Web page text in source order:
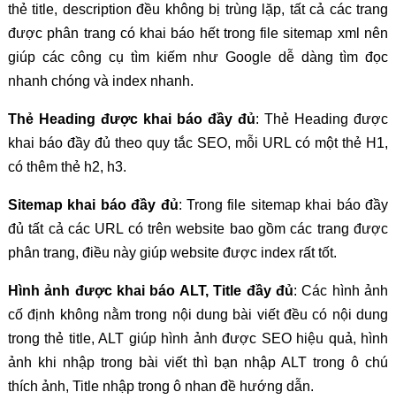
thẻ title, description đều không bị trùng lặp, tất cả các trang
được phân trang có khai báo hết trong file sitemap xml nên
giúp các công cụ tìm kiếm như Google dễ dàng tìm đọc
nhanh chóng và index nhanh.
Thẻ Heading được khai báo đầy đủ: Thẻ Heading được
khai báo đầy đủ theo quy tắc SEO, mỗi URL có một thẻ H1,
có thêm thẻ h2, h3.
Sitemap khai báo đầy đủ: Trong file sitemap khai báo đầy
đủ tất cả các URL có trên website bao gồm các trang được
phân trang, điều này giúp website được index rất tốt.
Hình ảnh được khai báo ALT, Title đầy đủ: Các hình ảnh
cố định không nằm trong nội dung bài viết đều có nội dung
trong thẻ title, ALT giúp hình ảnh được SEO hiệu quả, hình
ảnh khi nhập trong bài viết thì bạn nhập ALT trong ô chú
thích ảnh, Title nhập trong ô nhan đề hướng dẫn.